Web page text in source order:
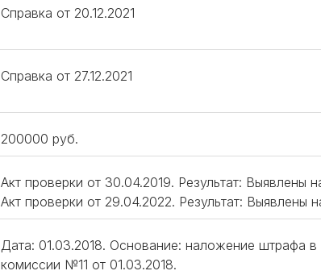
Справка от 20.12.2021
Справка от 27.12.2021
200000 руб.
Акт проверки от 30.04.2019. Результат: Выявлены
Акт проверки от 29.04.2022. Результат:
Дата: 01.03.2018. Основание: наложение штрафа
комиссии №11 от 01.03.2018.